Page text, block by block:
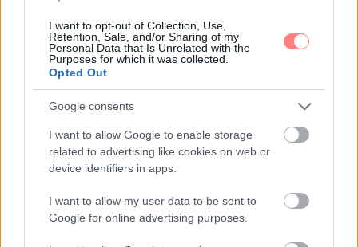
I want to opt-out of Collection, Use,
Retention, Sale, and/or Sharing of my
Personal Data that Is Unrelated with the
Purposes for which it was collected.
Opted Out
Google consents
I want to allow Google to enable storage
related to advertising like cookies on web or
device identifiers in apps.
I want to allow my user data to be sent to
Google for online advertising purposes.
Emma-EGÉSZSÉG
Air fryer receptek: ropogós falatok kevesebb
Az air fryer gyors, praktikus és ropogós falatokat
varázsol kevesebb macerával. Mutatunk egyszerű
recepteket, amelyek hétköznap este is könnyen
beleférnek.